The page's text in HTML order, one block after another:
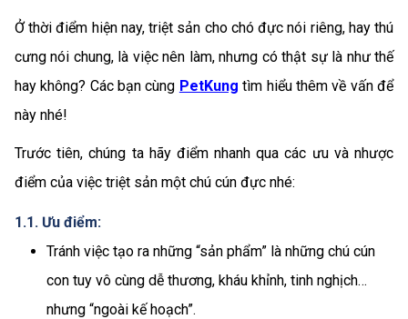
Ở thời điểm hiện nay, triệt sản cho chó đực nói riêng, hay thú
cưng nói chung, là việc nên làm, nhưng có thật sự là như thế
hay không? Các bạn cùng PetKung tìm hiểu thêm về vấn để
này nhé!
Trước tiên, chúng ta hãy điểm nhanh qua các ưu và nhược
điểm của việc triệt sản một chú cún đực nhé:
1.1. Ưu điểm:
Tránh việc tạo ra những “sản phẩm” là những chú cún
con tuy vô cùng dễ thương, kháu khỉnh, tinh nghịch…
nhưng “ngoài kế hoạch”.